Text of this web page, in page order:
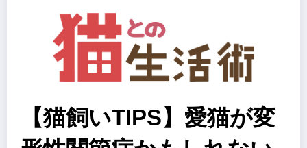
【猫飼いTIPS】愛猫が変